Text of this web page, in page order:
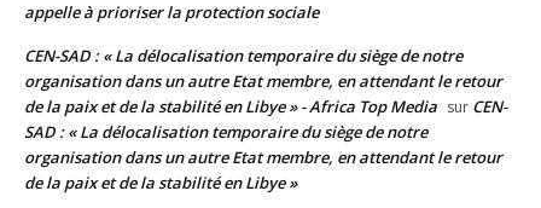
appelle à prioriser la protection sociale
CEN-SAD : « La délocalisation temporaire du siège de notre
organisation dans un autre Etat membre, en attendant le retour
de la paix et de la stabilité en Libye » - Africa Top Media sur CEN-
SAD : « La délocalisation temporaire du siège de notre
organisation dans un autre Etat membre, en attendant le retour
de la paix et de la stabilité en Libye »